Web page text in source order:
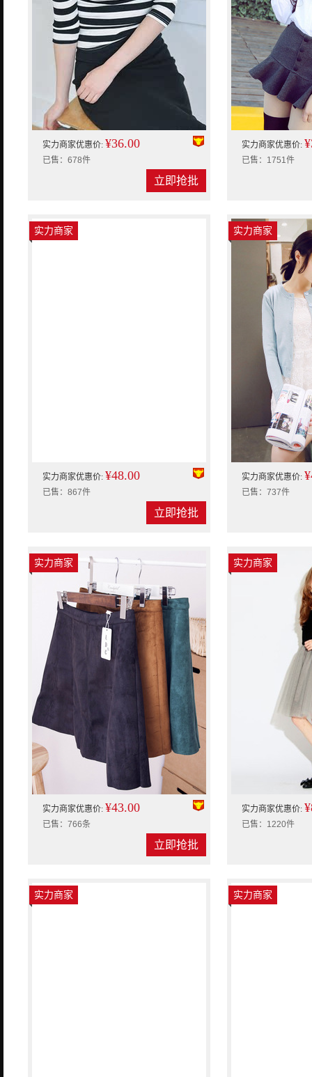
实力商家优惠价: ¥36.00
已售：678件
立即抢批
实力商家优惠价:
已售：1751件
实力商家
实力商家优惠价: ¥48.00
已售：867件
立即抢批
实力商家
实力商家优惠价:
已售：737件
实力商家
实力商家优惠价: ¥43.00
已售：766条
立即抢批
实力商家
实力商家优惠价:
已售：1220件
实力商家 实力商家